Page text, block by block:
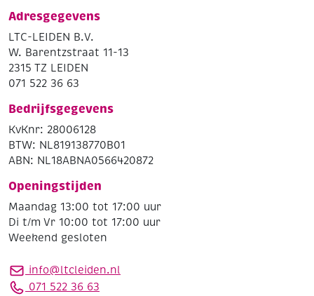
Adresgegevens
LTC-LEIDEN B.V.
W. Barentzstraat 11-13
2315 TZ LEIDEN
071 522 36 63
Bedrijfsgegevens
KvKnr: 28006128
BTW: NL819138770B01
ABN: NL18ABNA0566420872
Openingstijden
Maandag 13:00 tot 17:00 uur
Di t/m Vr 10:00 tot 17:00 uur
Weekend gesloten
info@ltcleiden.nl
071 522 36 63